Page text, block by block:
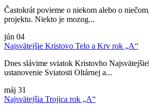
Častokrát povieme o niekom alebo o
projektu. Niekto je mozog...
jún 04
Najsvätejšie Kristovo Telo a Krv rok „A“
Dnes slávime sviatok Kristovho
ustanovenie Sviatosti Oltárnej a...
máj 31
Najsvätejšia Trojica rok „A“